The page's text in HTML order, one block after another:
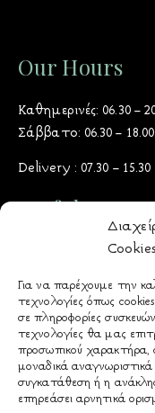
Cookies
Για να παρέχουμε την
τεχνολογίες όπως
σε πληροφορίες
τεχνολογίες θα μας
προσωπικού χαρακτήρα,
μοναδικά
συγκατάθεση ή η
επηρεάσει αρνητικά
Our Hours
Καθημερινές: 06.30 –
Σάββατο: 06.30 – 18.00
Delivery : 07.30 – 15.30
Useful Docs
Όροι & Προϋποθέσεις
Πολιτική
Πολιτική Cookies
Τρόποι Πληρωμής
Πολιτική Παράδοσης
& Επιστροφών -